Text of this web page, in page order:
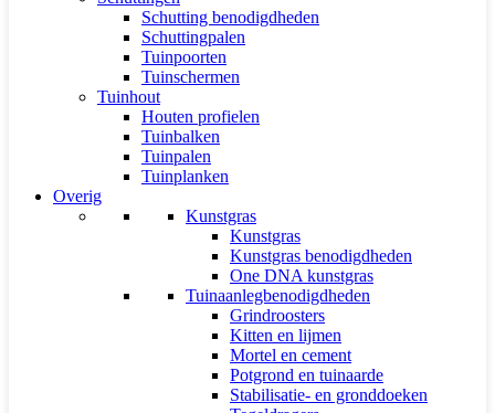
Schutting benodigdheden
Schuttingpalen
Tuinpoorten
Tuinschermen
Tuinhout
Houten profielen
Tuinbalken
Tuinpalen
Tuinplanken
Overig
Kunstgras
Kunstgras
Kunstgras benodigdheden
One DNA kunstgras
Tuinaanlegbenodigdheden
Grindroosters
Kitten en lijmen
Mortel en cement
Potgrond en tuinaarde
Stabilisatie- en gronddoeken